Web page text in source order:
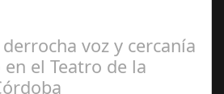
voz y cercanía
el Teatro de la